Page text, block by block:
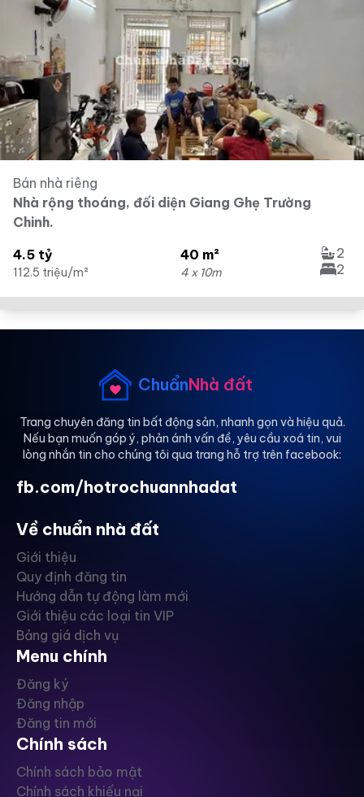
Bán nhà riêng
Nhà rộng thoáng, đối diện Giang Ghẹ Trường
Chinh.
4.5 tỷ
112.5 triệu/m²
40 m²
4 x 10m
2
2
ChuẩnNhà đất
Trang chuyên đăng tin bất động sản, nhanh gọn và hiệu quả.
Nếu bạn muốn góp ý, phản ánh vấn đề, yêu cầu xoá tin, vui
lòng nhắn tin cho chúng tôi qua trang hỗ trợ trên facebook:
fb.com/hotrochuannhadat
Về chuẩn nhà đất
Giới thiệu
Quy định đăng tin
Hướng dẫn tự động làm mới
Giới thiệu các loại tin VIP
Bảng giá dịch vụ
Menu chính
Đăng ký
Đăng nhập
Đăng tin mới
Chính sách
Chính sách bảo mật
Chính sách khiếu nại